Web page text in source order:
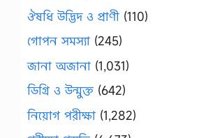
ঔষধি উদ্ভিদ ও প্রাণী (110)
গোপন সমস্যা (245)
জানা অজানা (1,031)
ডিগ্রি ও উন্মুক্ত (642)
নিয়োগ পরীক্ষা (1,282)